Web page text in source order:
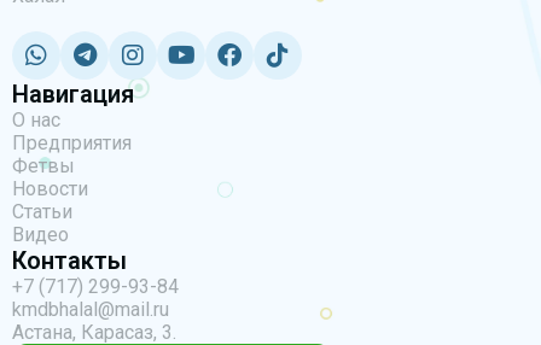
Навигация
О нас
Предприятия
Фетвы
Новости
Статьи
Видео
Контакты
+7 (717) 299-93-84
kmdbhalal@mail.ru
Астана, Карасаз, 3.